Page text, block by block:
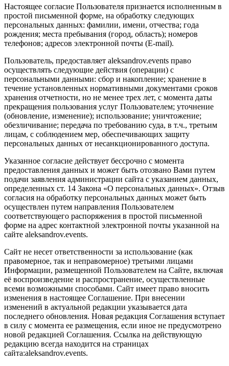
Настоящее согласие Пользователя признается исполненным в
простой письменной форме, на обработку следующих
персональных данных: фамилии, имени, отчества; года
рождения; места пребывания (город, область); номеров
телефонов; адресов электронной почты (E-mail).
Пользователь, предоставляет aleksandrov.events право
осуществлять следующие действия (операции) с
персональными данными: сбор и накопление; хранение в
течение установленных нормативными документами сроков
хранения отчетности, но не менее трех лет, с момента даты
прекращения пользования услуг Пользователем; уточнение
(обновление, изменение); использование; уничтожение;
обезличивание; передача по требованию суда, в т.ч., третьим
лицам, с соблюдением мер, обеспечивающих защиту
персональных данных от несанкционированного доступа.
Указанное согласие действует бессрочно с момента
предоставления данных и может быть отозвано Вами путем
подачи заявления администрации сайта с указанием данных,
определенных ст. 14 Закона «О персональных данных». Отзыв
согласия на обработку персональных данных может быть
осуществлен путем направления Пользователем
соответствующего распоряжения в простой письменной
форме на адрес контактной электронной почты указанной на
сайте aleksandrov.events.
Сайт не несет ответственности за использование (как
правомерное, так и неправомерное) третьими лицами
Информации, размещенной Пользователем на Сайте, включая
её воспроизведение и распространение, осуществленные
всеми возможными способами. Сайт имеет право вносить
изменения в настоящее Соглашение. При внесении
изменений в актуальной редакции указывается дата
последнего обновления. Новая редакция Соглашения вступает
в силу с момента ее размещения, если иное не предусмотрено
новой редакцией Соглашения. Ссылка на действующую
редакцию всегда находится на страницах
сайта:aleksandrov.events.